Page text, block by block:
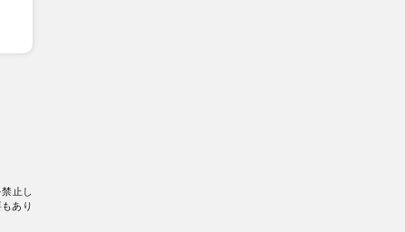
止し
あり